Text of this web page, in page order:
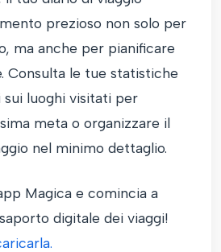
prezioso non solo per
ma anche per pianificare
Consulta le tue statistiche
luoghi visitati per
meta o organizzare il
nel minimo dettaglio.
Magica e comincia a
digitale dei viaggi!